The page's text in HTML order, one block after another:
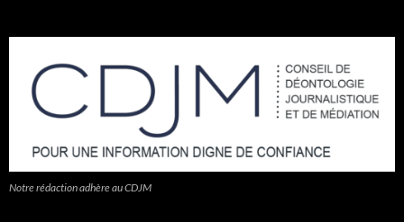
Notre rédaction adhère au CDJM